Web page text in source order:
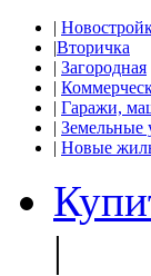
|
|Вторичка
| Загородная
|
| Гаражи,
| Земельные
| Новые
|